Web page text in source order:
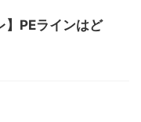
】PEラインはど